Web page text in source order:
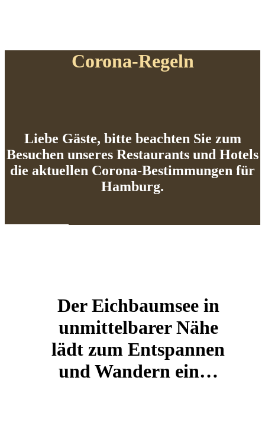
Corona-Regeln
Liebe Gäste, bitte beachten Sie zum
Besuchen unseres Restaurants und Hotels
die aktuellen Corona-Bestimmungen für
Hamburg.
Der Eichbaumsee in
unmittelbarer Nähe
lädt zum Entspannen
und Wandern ein…